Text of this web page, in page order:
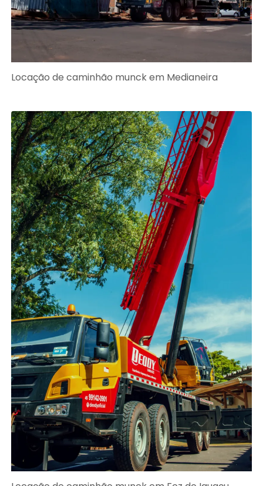
Locação de caminhão munck em Medianeira